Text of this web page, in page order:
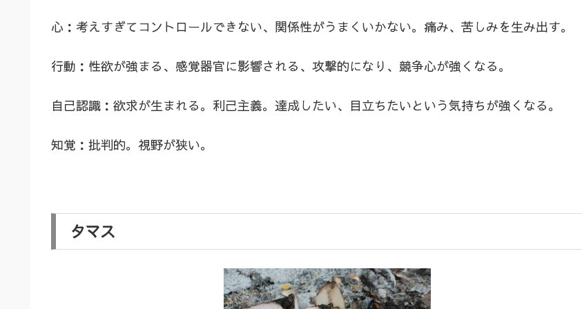
心：考えすぎてコントロールできない、関係性がうまくいかない。痛み、苦しみを生み出す。
行動：性欲が強まる、感覚器官に影響される、攻撃的になり、競争心が強くなる。
自己認識：欲求が生まれる。利己主義。達成したい、目立ちたいという気持ちが強くなる。
知覚：批判的。視野が狭い。
タマス